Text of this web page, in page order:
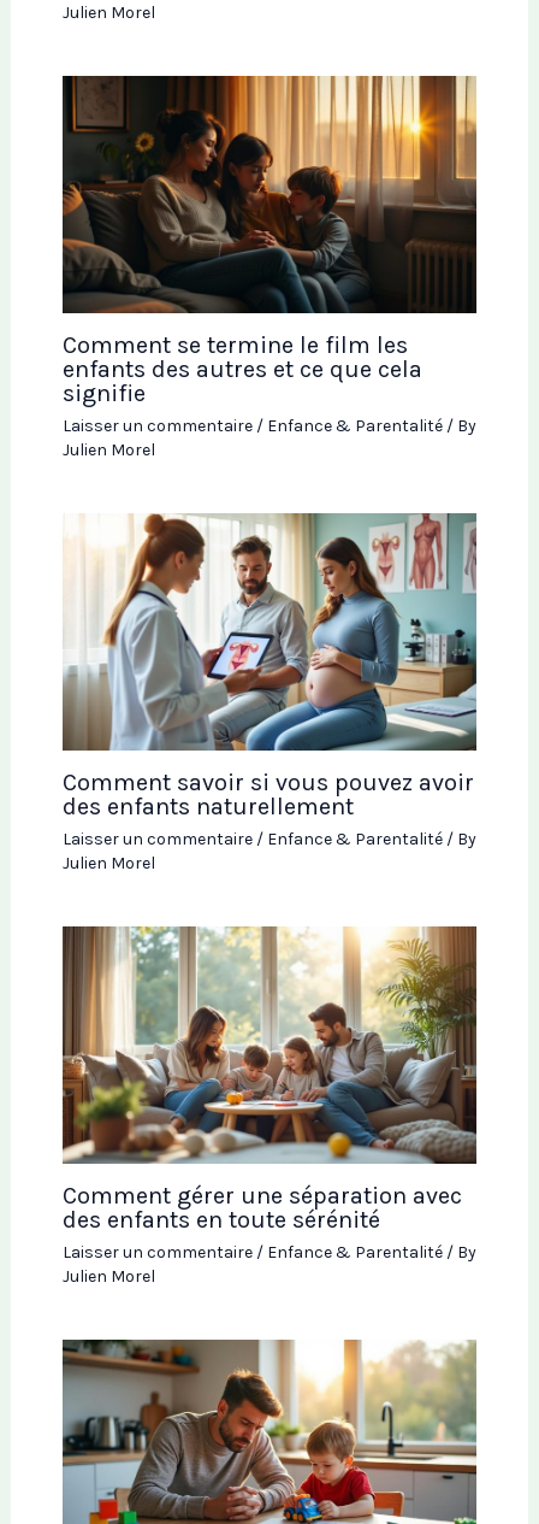
Julien Morel
Comment se termine le film les
enfants des autres et ce que cela
signifie
Laisser un commentaire / Enfance & Parentalité/ By
Julien Morel
Comment savoir si vous pouvez avoir
des enfants naturellement
Laisser un commentaire / Enfance & Parentalité/ By
Julien Morel
Comment gérer une séparation avec
des enfants en toute sérénité
Laisser un commentaire / Enfance & Parentalité/ By
Julien Morel